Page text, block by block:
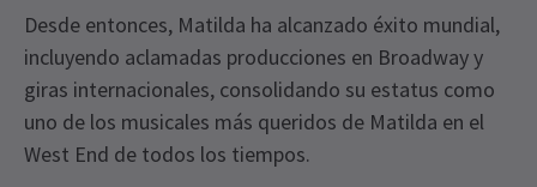
Desde entonces, Matilda ha alcanzado éxito mundial,
incluyendo aclamadas producciones en Broadway y
giras internacionales, consolidando su estatus como
uno de los musicales más queridos de Matilda en el
West End de todos los tiempos.